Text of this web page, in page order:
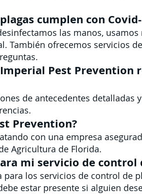
cumplen con
las manos,
También ofrecemos servicios
Pest Prevention
de antecedentes detalladas
Prevention?
con una empresa
Agricultura de Florida.
mi servicio de control
para los servicios de control de
estar presente si alguien